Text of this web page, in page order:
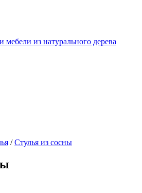
мебели из натурального дерева
/Стулья из сосны